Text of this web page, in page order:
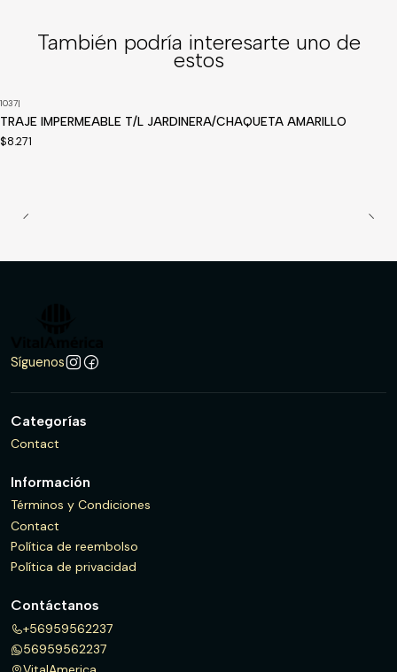
También podría interesarte uno de
estos
1037|
TRAJE IMPERMEABLE T/L JARDINERA/CHAQUETA AMARILLO
$8.271
Síguenos
Categorías
Contact
Información
Términos y Condiciones
Contact
Política de reembolso
Política de privacidad
Contáctanos
+56959562237
56959562237